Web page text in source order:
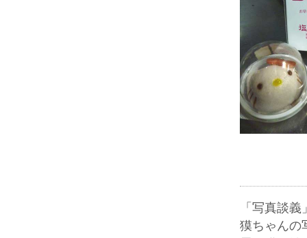
「写真談義
獏ちゃんの